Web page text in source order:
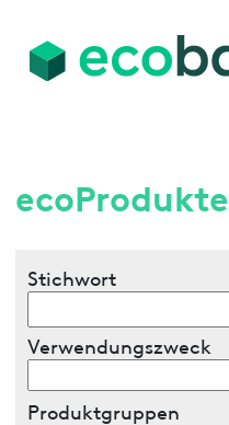
ecoProdukte
Stichwort
Verwendungszweck
Produktgruppen